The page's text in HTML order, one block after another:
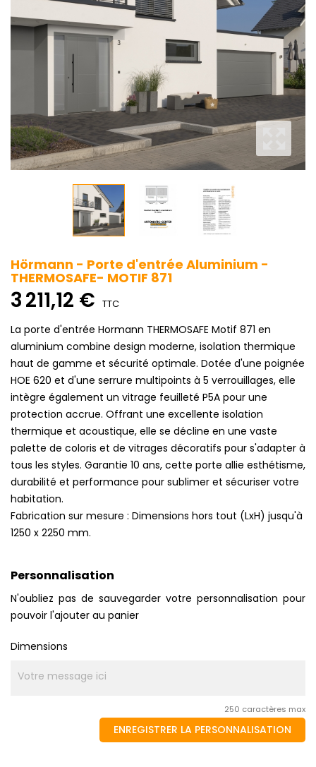
Hörmann - Porte d'entrée Aluminium -
THERMOSAFE- MOTIF 871
3 211,12 € TTC
La porte d'entrée Hormann THERMOSAFE Motif 871 en
aluminium combine design moderne, isolation thermique
haut de gamme et sécurité optimale. Dotée d'une poignée
HOE 620 et d'une serrure multipoints à 5 verrouillages, elle
intègre également un vitrage feuilleté P5A pour une
protection accrue. Offrant une excellente isolation
thermique et acoustique, elle se décline en une vaste
palette de coloris et de vitrages décoratifs pour s'adapter à
tous les styles. Garantie 10 ans, cette porte allie esthétisme,
durabilité et performance pour sublimer et sécuriser votre
habitation.
Fabrication sur mesure : Dimensions hors tout (LxH) jusqu'à
1250 x 2250 mm.
Personnalisation
N'oubliez pas de sauvegarder votre personnalisation pour
pouvoir l'ajouter au panier
Dimensions
250 caractères max
ENREGISTRER LA PERSONNALISATION